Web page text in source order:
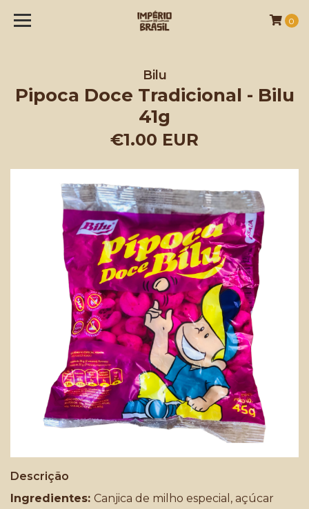
0
Bilu
Pipoca Doce Tradicional - Bilu
41g
€1.00 EUR
Descrição
Ingredientes: Canjica de milho especial, açúcar